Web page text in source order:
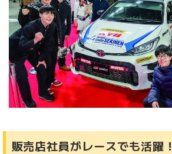
販売店社員がレースでも活躍！